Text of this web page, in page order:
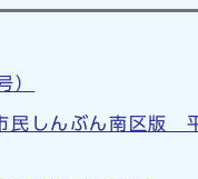
）
民しんぶん南区版